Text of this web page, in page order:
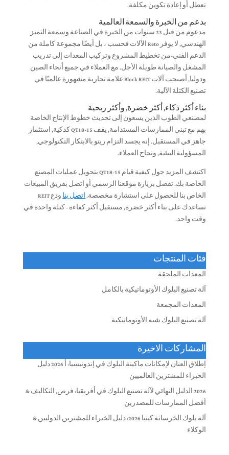
تعطل أو إعادة تكوين مكلفة.
بدعم من الخبرة والسمعة العالمية
مدعوم من قبل 23 سنوات من الخبرة في الصناعة وسمعة التميز
الهندسي, لا يوفر Reto الآلات فحسب ، بل أيضًا مجموعة كاملة من
الدعم الفني-من تخطيط المشروع وتركيب المعدات إلى تدريب
المشغل والصيانة طويلة الأجل. مع العملاء في جميع أنحاء الصين
ودوليا, أصبحت آلات Block REIT علامة تجارية مشهورة عالميًا في
تصنيع الكتلة الآلية.
بناء أكثر ذكاء, أكثر خضرة, وأكثر ربحية
لمصنعي الطوب الذين يسعون إلى تحديث خطوط الإنتاج الخاصة
بهم مع تبني الممارسات المستدامة, يقف QT18-15 كذكية, استثمار
جاهز في المستقبل. إنه يجسد التزام ريتو بالابتكار التكنولوجي,
المسؤولية البيئية, ونجاح العملاء.
اكتشف المزيد حول كيفية قيام QT18-15 بتحويل عمليات المصنع
الخاصة بك. تفضل بزيارة موقعنا الرسمي أو اتصل بفريق المبيعات
الخاص بنا للحصول على استشارة مخصصة.اتصل بنا
ودع REIT
تساعدك على بناء أكثر خضرة, مستقبل أكثر كفاءة - كتلة واحدة في
وقت واحد.
فئات المنتجات
المعدات الملحقة
آلة تصنيع البلوك الأوتوماتيكية بالكامل
المعدات المجمعة
آلة تصنيع البلوك شبه الأوتوماتيكية
المشاركات الاخيرة
إطلاق العنان لإمكانات ماكينة البلوك في إندونيسيا: أ 2026 دليل
الخبراء للمشترين العالميين
2026 الدليل النهائي لآلة تصنيع البلوك في أفريقيا: فرص, التكاليف &
أفضل الممارسات للمصدرين
آلة بلوك الخرسانة كينيا 2026: دليل الخبراء للمشترين الدوليين &
الوكلاء